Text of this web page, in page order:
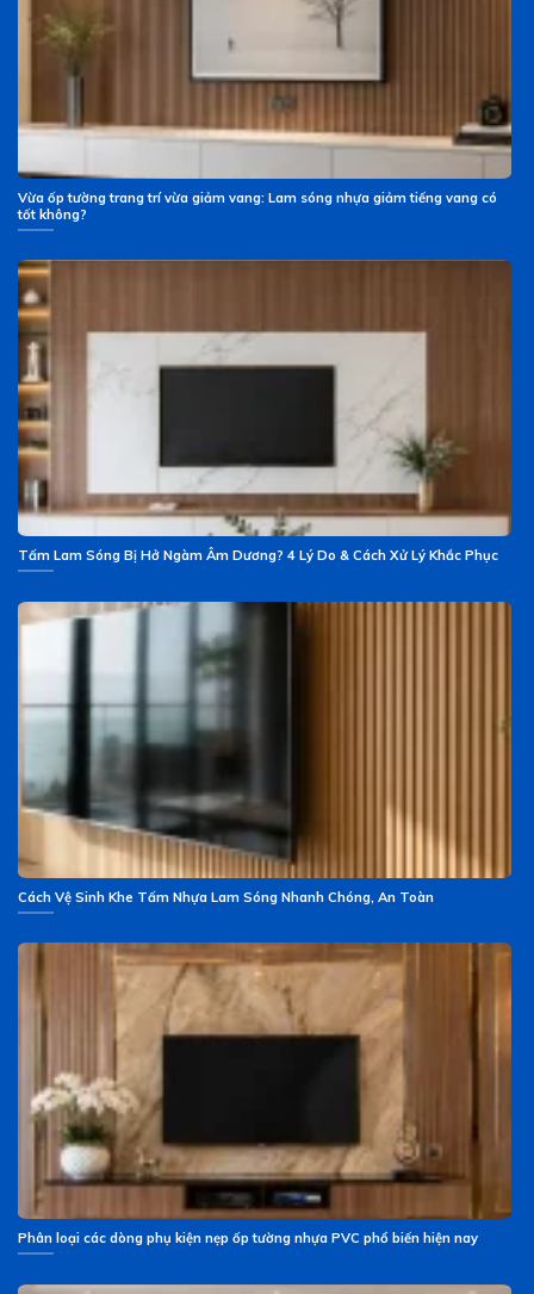
Vừa ốp tường trang trí vừa giảm vang: Lam sóng nhựa giảm tiếng vang có
tốt không?
Tấm Lam Sóng Bị Hở Ngàm Âm Dương? 4 Lý Do & Cách Xử Lý Khắc Phục
Cách Vệ Sinh Khe Tấm Nhựa Lam Sóng Nhanh Chóng, An Toàn
Phân loại các dòng phụ kiện nẹp ốp tường nhựa PVC phổ biến hiện nay